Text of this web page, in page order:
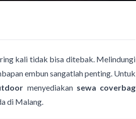
kali tidak bisa ditebak. Melindungi
embun sangatlah penting. Untuk
menyediakan sewa coverbag
di Malang.